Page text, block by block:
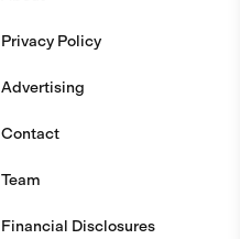
Privacy Policy
Advertising
Contact
Team
Financial Disclosures